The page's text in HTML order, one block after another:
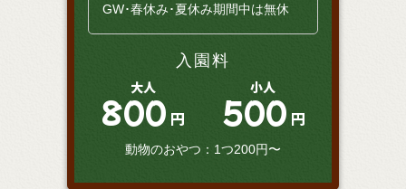
GW･春休み･夏休み期間中は無休
入園料
大人
800 円
小人
500 円
動物のおやつ：1つ200円〜